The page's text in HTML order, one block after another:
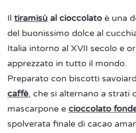
Il tiramisù al cioccolato è una
del buonissimo dolce al
Italia intorno al XVII secolo e
apprezzato in tutto il mondo.
Preparato con biscotti
caffè, che si alternano a strati
mascarpone e cioccolato
spolverata finale di cacao